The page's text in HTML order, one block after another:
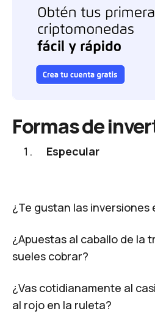
Formas de
Especular
¿Te gustan las inversiones
¿Apuestas al caballo de la
sueles cobrar?
¿Vas cotidianamente al
al rojo en la ruleta?